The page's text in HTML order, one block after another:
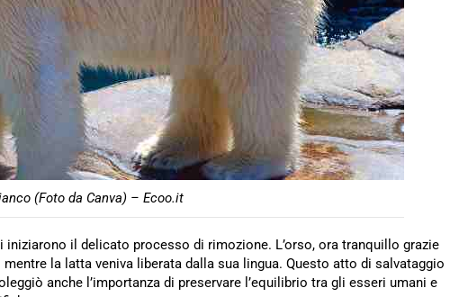
(Foto da Canva) – Ecoo.it
il delicato processo di rimozione. L’orso, ora tranquillo grazie
la latta veniva liberata dalla sua lingua. Questo atto di salvataggio
anche l’importanza di preservare l’equilibrio tra gli esseri umani e